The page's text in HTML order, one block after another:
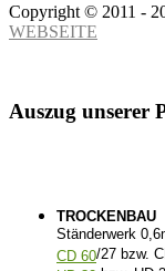
Copyright © 2011 -
WEBSEITE
Auszug unserer
TROCKENBAU
Ständerwerk
CD 60/27 bzw.